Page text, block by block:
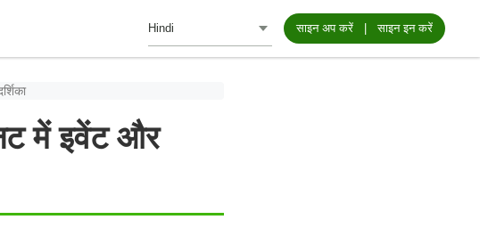
साइन अप करें |साइन इन करें
में इवेंट और